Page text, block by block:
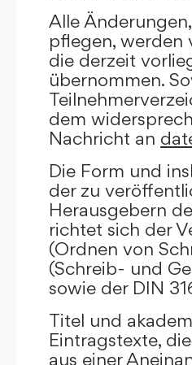
Alle
pflegen, werden
die derzeit
übernommen.
dem
Nachricht an
Die Form und
der zu
Herausgebern
richtet sich der
(Ordnen von
(Schreib- und
sowie der DIN
Titel und
Eintragstexte,
aus einer